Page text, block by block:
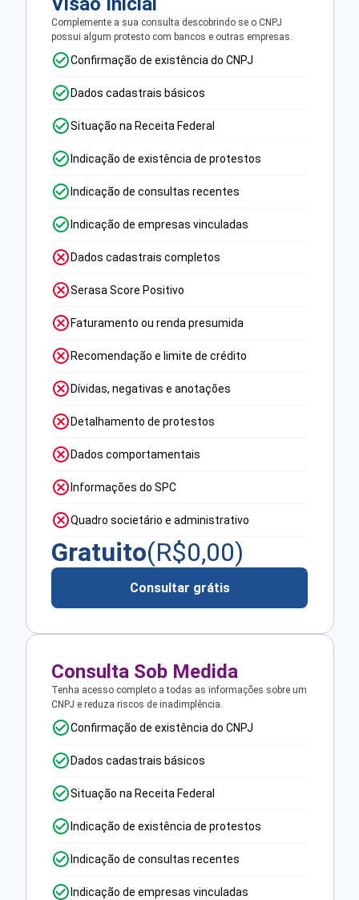
Complemente a sua consulta descobrindo se o CNPJ
possui algum protesto com bancos e outras empresas.
Confirmação de existência do CNPJ
Dados cadastrais básicos
Situação na Receita Federal
Indicação de existência de protestos
Indicação de consultas recentes
Indicação de empresas vinculadas
Dados cadastrais completos
Serasa Score Positivo
Faturamento ou renda presumida
Recomendação e limite de crédito
Dívidas, negativas e anotações
Detalhamento de protestos
Dados comportamentais
Informações do SPC
Quadro societário e administrativo
Gratuito(R$0,00)
Consultar grátis
Consulta Sob Medida
Tenha acesso completo a todas as informações sobre um
CNPJ e reduza riscos de inadimplência.
Confirmação de existência do CNPJ
Dados cadastrais básicos
Situação na Receita Federal
Indicação de existência de protestos
Indicação de consultas recentes
Indicação de empresas vinculadas